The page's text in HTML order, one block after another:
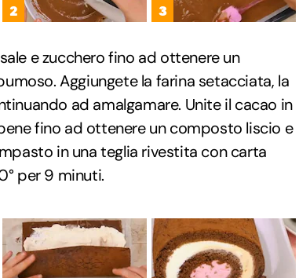
2 3
e zucchero fino ad ottenere un
Aggiungete la farina setacciata, la
ad amalgamare. Unite il cacao in
fino ad ottenere un composto liscio e
in una teglia rivestita con carta
per 9 minuti.